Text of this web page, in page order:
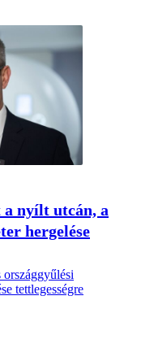
a nyílt utcán, a
hergelése
országgyűlési
tettlegességre